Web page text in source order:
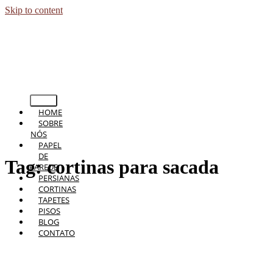
Skip to content
HOME
SOBRE
NÓS
PAPEL
DE
PAREDE
PERSIANAS
CORTINAS
TAPETES
PISOS
BLOG
CONTATO
Tag:cortinas para sacada